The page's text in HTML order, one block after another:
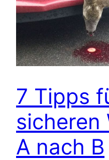
7 Tipps
sicheren
A nach B